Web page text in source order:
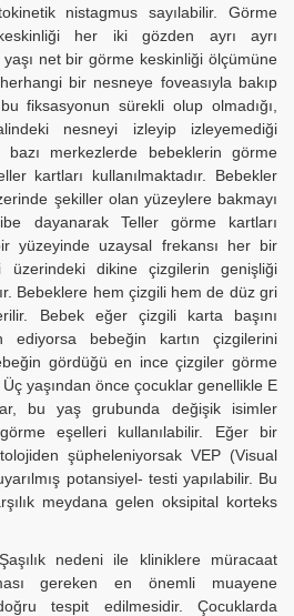
nistagmus sayılabilir. Görme
her iki gözden ayrı ayrı
net bir görme keskinliği ölçümüne
bir nesneye foveasıyla bakıp
fiksasyonun sürekli olup olmadığı,
nesneyi izleyip izleyemediği
bazı merkezlerde bebeklerin görme
kartları kullanılmaktadır. Bebekler
şekiller olan yüzeylere bakmayı
dayanarak Teller görme kartları
yüzeyinde uzaysal frekansı her bir
dikine çizgilerin genişliği
Bebeklere hem çizgili hem de düz gri
Bebek eğer çizgili karta başını
ediyorsa bebeğin kartın çizgilerini
gördüğü en ince çizgiler görme
yaşından önce çocuklar genellikle E
bu yaş grubunda değişik isimler
eşelleri kullanılabilir. Eğer bir
şüpheleniyorsak VEP (Visual
potansiyel- testi yapılabilir. Bu
meydana gelen oksipital korteks
nedeni ile kliniklere müracaat
gereken en önemli muayene
tespit edilmesidir. Çocuklarda